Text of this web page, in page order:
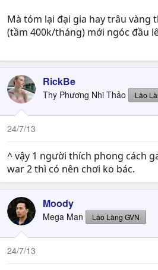
Mà tóm lại đại gia hay trâu vàng
(tầm 400k/tháng) mới ngóc đầu
RickBe
Thy Phương Nhi Thảo Lão
24/7/13
^ vậy 1 người thích phong cách
war 2 thì có nên chơi ko bác.
Moody
Mega Man Lão Làng GVN
24/7/13